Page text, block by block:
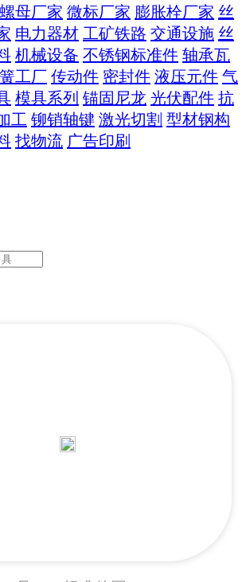
螺母厂家 微标厂家 膨胀栓厂家 丝
电力器材 工矿铁路 交通设施 丝
机械设备 不锈钢标准件 轴承瓦
工厂 传动件 密封件 液压元件 气
模具系列 锚固尼龙 光伏配件 抗
工 铆销轴键 激光切割 型材钢构
找物流 广告印刷